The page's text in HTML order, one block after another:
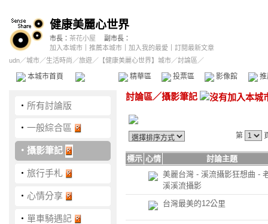
健康美麗心世界
市長： 茶花小屋
副市長：
加入本城市
推薦本城市 加入我的最愛
訂閱最新文章
udn／城市／生活時尚 ／旅遊／ 【健康美麗心世界】城市／討論區／
本城市首頁 精華區 投票區 影像館
‧ 所有討論版
‧ 一般綜合區
‧ 攝影筆記
‧ 旅行手札
‧ 心情分享
‧ 單車騎遇記
討論區／攝影筆記
第
標示 心情
討論主題
美麗台灣 - 溪流攝影狂想曲 -
溪溪流攝影
台灣最美的12公里